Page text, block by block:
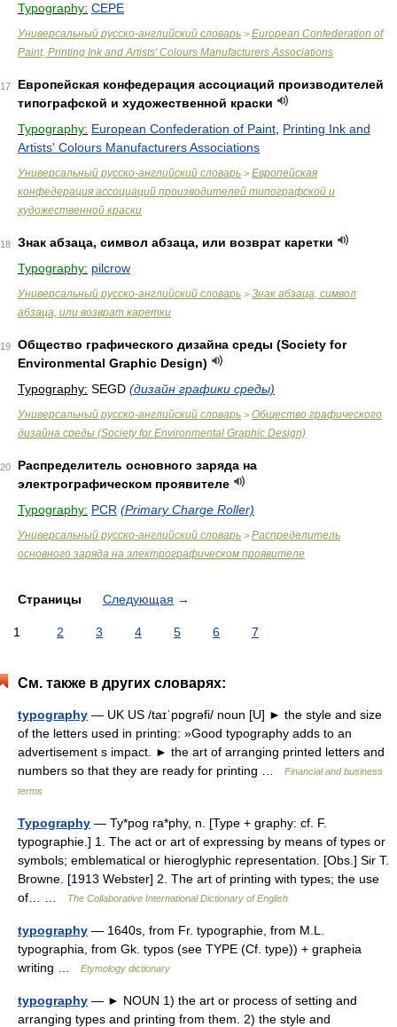
Typography: CEPE
Универсальный русско-английский словарь > European Confederation of
Paint, Printing Ink and Artists' Colours Manufacturers Associations
17
Европейская конфедерация ассоциаций производителей
типографской и художественной краски
Typography: European Confederation of Paint Printing Ink and
Artists' Colours Manufacturers Associations
Универсальный русско-английский словарь > Европейская
конфедерация ассоциаций производителей типографской и
художественной краски
18
Знак абзаца, символ абзаца, или возврат каретки
Typography: pilcrow
Универсальный русско-английский словарь > Знак абзаца, символ
абзаца, или возврат каретки
19
Общество графического дизайна среды (Society for
Environmental Graphic Design)
Typography: SEGD (дизайн графики среды)
Универсальный русско-английский словарь > Общество графического
дизайна среды (Society for Environmental Graphic Design)
20
Распределитель основного заряда на
электрографическом проявителе
Typography: PCR (Primary Charge Roller)
Универсальный русско-английский словарь > Распределитель
основного заряда на электрографическом проявителе
Страницы Следующая →
1 2 3 4 5 6 7
См. также в других словарях:
typography — UK US /taɪˈpɒgrəfi/ noun [U] ► the style and size
of the letters used in printing: »Good typography adds to an
advertisement s impact. ► the art of arranging printed letters and
numbers so that they are ready for printing …
Financial and business
terms
Typography — Ty*pog ra*phy, n. [Type + graphy: cf. F.
typographie.] 1. The act or art of expressing by means of types or
symbols; emblematical or hieroglyphic representation. [Obs.] Sir T.
Browne. [1913 Webster] 2. The art of printing with types; the use
of… …
The Collaborative International Dictionary of English
typography — 1640s, from Fr. typographie, from M.L.
typographia, from Gk. typos (see TYPE (Cf. type)) + grapheia
writing …
Etymology dictionary
typography — ► NOUN 1) the art or process of setting and
arranging types and printing from them. 2) the style and